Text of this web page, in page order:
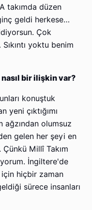
takımda düzen
geldi herkese…
Çok
yoktu benim
bir ilişkin var?
konuştuk
yeni çıktığımı
ağzından olumsuz
gelen her şeyi en
Millî Takım
İngiltere'de
için hiçbir zaman
sürece insanları